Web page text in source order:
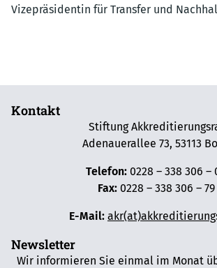
Vizepräsidentin für Transfer und
Kontakt
Stiftung
Adenauerallee 73, 53113
Telefon:0228 – 338 306 –
Fax: 0228 – 338 306 – 79
E-Mail:
Newsletter
Wir informieren Sie einmal im Monat